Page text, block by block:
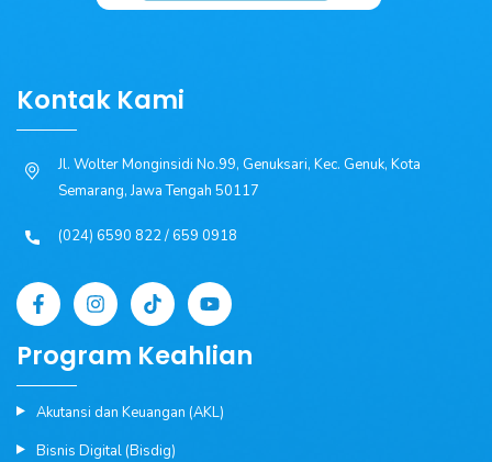
Kontak Kami
Jl. Wolter Monginsidi No.99, Genuksari, Kec. Genuk, Kota
Semarang, Jawa Tengah 50117
(024) 6590 822 / 659 0918
Program Keahlian
Akutansi dan Keuangan (AKL)
Bisnis Digital (Bisdig)